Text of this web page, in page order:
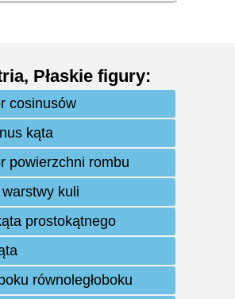
, Płaskie figury:
cosinusów
kąta
powierzchni rombu
kuli
prostokątnego
równoległoboku